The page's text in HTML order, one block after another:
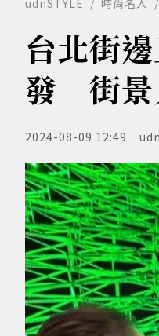
udnSTYLE 時尚名人
台北街
發 街景
2024-08-09 12:49